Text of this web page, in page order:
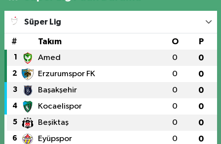
Süper Lig
# Takım O P
1 Amed 0 0
2 Erzurumspor FK 0 0
3 Başakşehir 0 0
4 Kocaelispor 0 0
5 Beşiktaş 0 0
6 Eyüpspor 0 0